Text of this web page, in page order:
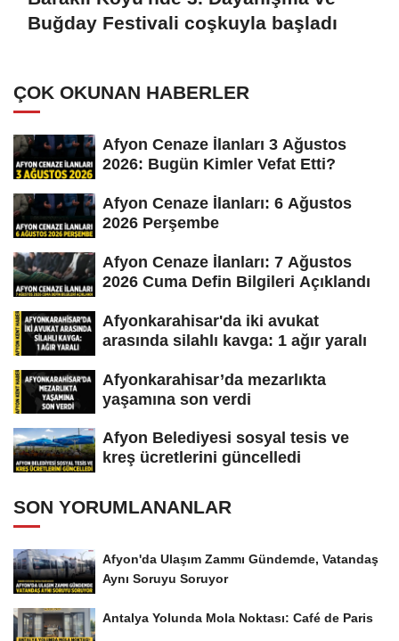
Buğday Festivali coşkuyla başladı
ÇOK OKUNAN HABERLER
Afyon Cenaze İlanları 3 Ağustos
2026: Bugün Kimler Vefat Etti?
Afyon Cenaze İlanları: 6 Ağustos
2026 Perşembe
Afyon Cenaze İlanları: 7 Ağustos
2026 Cuma Defin Bilgileri Açıklandı
Afyonkarahisar'da iki avukat
arasında silahlı kavga: 1 ağır yaralı
Afyonkarahisar’da mezarlıkta
yaşamına son verdi
Afyon Belediyesi sosyal tesis ve
kreş ücretlerini güncelledi
SON YORUMLANANLAR
Afyon'da Ulaşım Zammı Gündemde, Vatandaş
Aynı Soruyu Soruyor
Antalya Yolunda Mola Noktası: Café de Paris